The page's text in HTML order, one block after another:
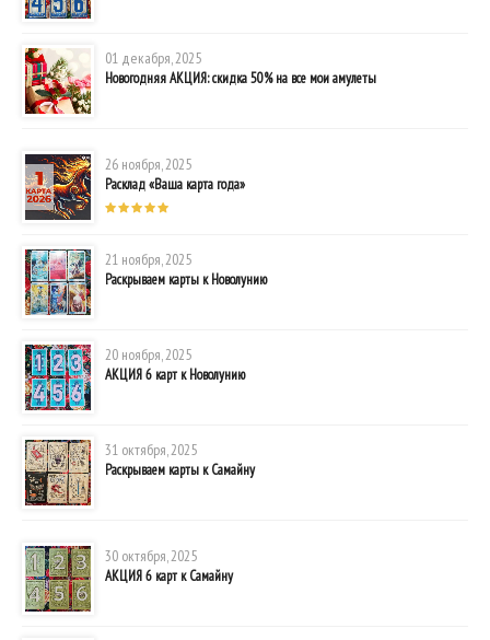
01 декабря, 2025
Новогодняя АКЦИЯ: скидка 50% на все мои амулеты
26 ноября, 2025
Расклад «Ваша карта года»
21 ноября, 2025
Раскрываем карты к Новолунию
20 ноября, 2025
АКЦИЯ 6 карт к Новолунию
31 октября, 2025
Раскрываем карты к Самайну
30 октября, 2025
АКЦИЯ 6 карт к Самайну